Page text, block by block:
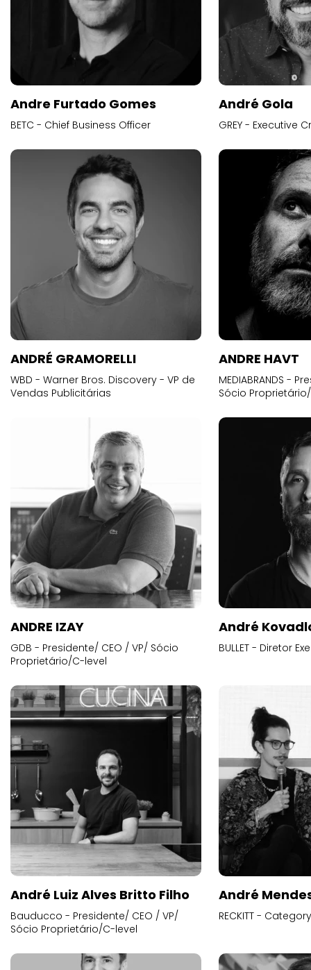
Andre Furtado Gomes
BETC - Chief Business Officer
André Gola
GREY - Executive
ANDRÉ GRAMORELLI
WBD - Warner Bros. Discovery - VP de
Vendas Publicitárias
ANDRE HAVT
MEDIABRANDS -
Sócio
ANDRE IZAY
GDB - Presidente/ CEO / VP/ Sócio
Proprietário/C-level
André
BULLET - Diretor
André Luiz Alves Britto Filho
Bauducco - Presidente/ CEO / VP/
Sócio Proprietário/C-level
André
RECKITT -